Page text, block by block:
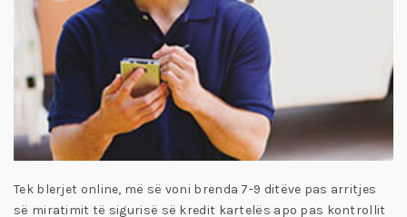
Tek blerjet online, më së voni brenda 7-9 ditëve pas arritjes
së miratimit të sigurisë së kredit kartelës apo pas kontrollit